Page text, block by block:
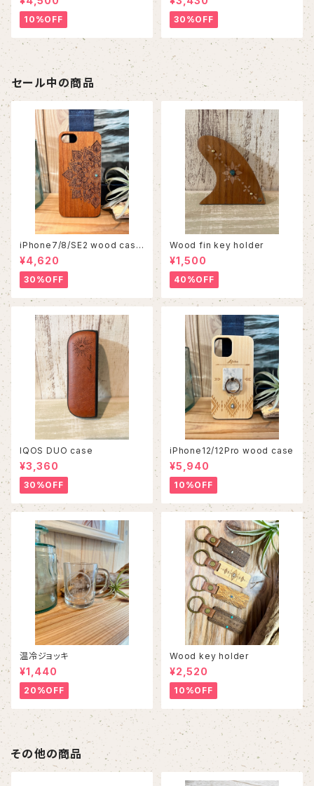
10%OFF 30%OFF
セール中の商品
iPhone7/8/SE2 wood case
86
¥4,620
30%OFF
Wood fin key holder
¥1,500
40%OFF
IQOS DUO case
¥3,360
30%OFF
iPhone12/12Pro wood case
¥5,940
10%OFF
温冷ジョッキ
¥1,440
20%OFF
Wood key holder
¥2,520
10%OFF
その他の商品